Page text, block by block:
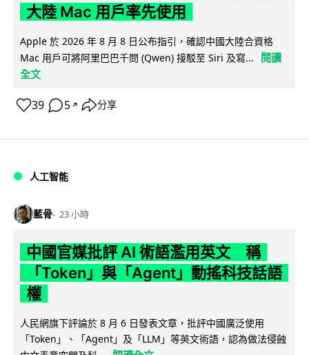
大陸 Mac 用戶率先使用
Apple 於 2026 年 8 月 8 日公布指引，確認中國大陸合資格
Mac 用戶可將阿里巴巴千問 (Qwen) 接駁至 Siri 及寫...
閱讀
全文
39 5 ↗ 分享
人工智能
藍骨 23 小時
中國官媒批評 AI 術語濫用英文 稱
「Token」與「Agent」動搖科技話語
權
人民網旗下評論於 8 月 6 日發表文章，批評中國廣泛使用
「Token」、「Agent」及「LLM」等英文術語，認為做法侵蝕